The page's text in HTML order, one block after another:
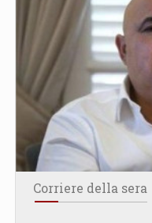
Corriere della sera